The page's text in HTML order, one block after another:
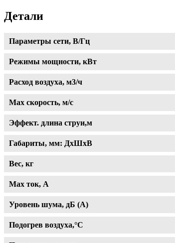
Детали
Параметры сети, В/Гц
Режимы мощности, кВт
Расход воздуха, м3/ч
Max скорость, м/с
Эффект. длина струи,м
Габариты, мм: ДхШхВ
Вес, кг
Max ток, A
Уровень шума, дБ (А)
Подогрев воздуха,°С